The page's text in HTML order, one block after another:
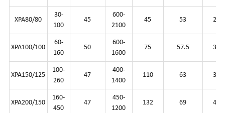
XPA80/80
30-
100
45
600-
2100
45 53 256
XPA100/100
60-
160
50
600-
1600
75 57.5 340
XPA150/125
100-
260
47
400-
1400
110 63 372
XPA200/150
160-
450
47
450-
1200
132 69 433